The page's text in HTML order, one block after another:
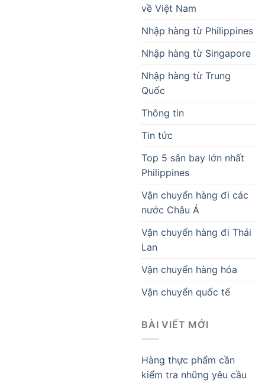
về Việt Nam
Nhập hàng từ Philippines
Nhập hàng từ Singapore
Nhập hàng từ Trung
Quốc
Thông tin
Tin tức
Top 5 sân bay lớn nhất
Philippines
Vận chuyển hàng đi các
nước Châu Á
Vận chuyển hàng đi Thái
Lan
Vận chuyển hàng hóa
Vận chuyển quốc tế
BÀI VIẾT MỚI
Hàng thực phẩm cần
kiểm tra những yêu cầu